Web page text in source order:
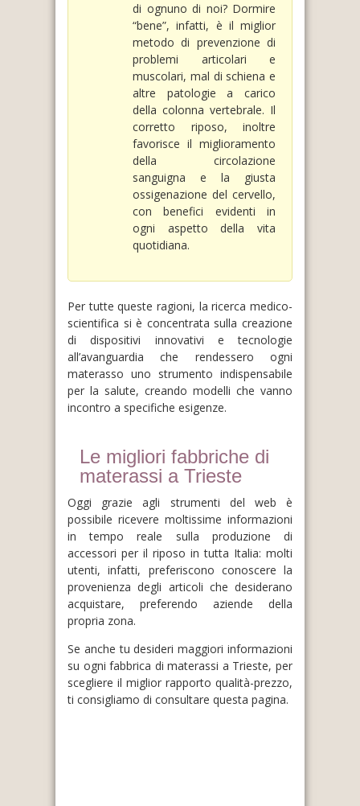
di ognuno di noi? Dormire
“bene”, infatti, è il miglior
metodo di prevenzione di
problemi articolari e
muscolari, mal di schiena e
altre patologie a carico
della colonna vertebrale. Il
corretto riposo, inoltre
favorisce il miglioramento
della circolazione
sanguigna e la giusta
ossigenazione del cervello,
con benefici evidenti in
ogni aspetto della vita
quotidiana.
Per tutte queste ragioni, la ricerca medico-
scientifica si è concentrata sulla creazione
di dispositivi innovativi e tecnologie
all’avanguardia che rendessero ogni
materasso uno strumento indispensabile
per la salute, creando modelli che vanno
incontro a specifiche esigenze.
Le migliori fabbriche di
materassi a Trieste
Oggi grazie agli strumenti del web è
possibile ricevere moltissime informazioni
in tempo reale sulla produzione di
accessori per il riposo in tutta Italia: molti
utenti, infatti, preferiscono conoscere la
provenienza degli articoli che desiderano
acquistare, preferendo aziende della
propria zona.
Se anche tu desideri maggiori informazioni
su ogni fabbrica di materassi a Trieste, per
scegliere il miglior rapporto qualità-prezzo,
ti consigliamo di consultare questa pagina.